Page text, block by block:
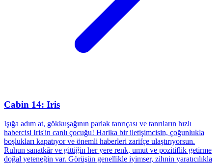
Cabin 14: Iris
Işığa adım at, gökkuşağının parlak tanrıçası ve tanrıların hızlı
habercisi Iris'in canlı çocuğu! Harika bir iletişimcisin, çoğunlukla
boşlukları kapatıyor ve önemli haberleri zarifçe ulaştırıyorsun.
Ruhun sanatkâr ve gittiğin her yere renk, umut ve pozitiflik getirme
doğal yeteneğin var. Görüşün genellikle iyimser, zihnin yaratıcılıkla